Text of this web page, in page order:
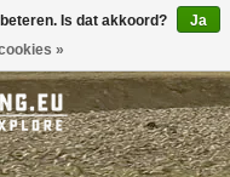
Is dat akkoord?
Ja
»